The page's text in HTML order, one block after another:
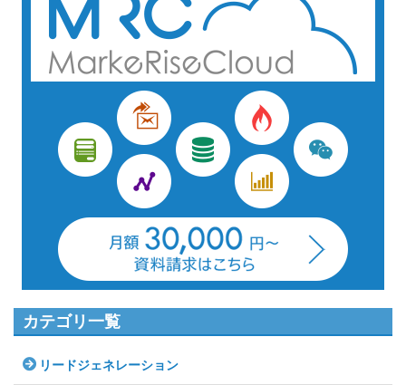
カテゴリ一覧
リードジェネレーション